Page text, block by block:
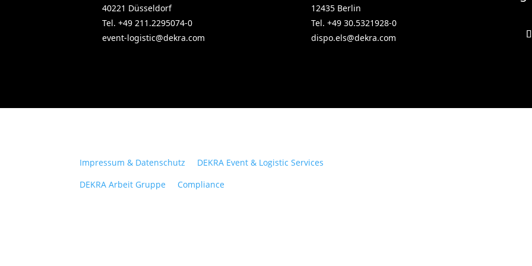
40221 Düsseldorf
Tel. +49 211.2295074-0
event-logistic@dekra.com
12435 Berlin
Tel. +49 30.5321928-0
dispo.els@dekra.com
Impressum & Datenschutz
DEKRA Event & Logistic Services
DEKRA Arbeit Gruppe
Compliance